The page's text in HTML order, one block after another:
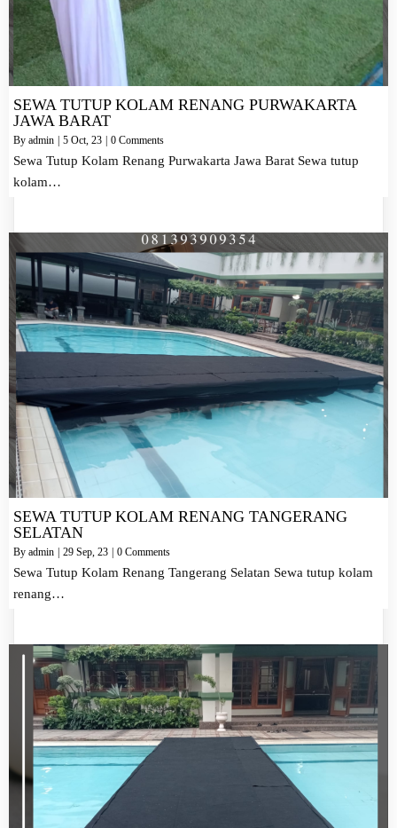
SEWA TUTUP KOLAM RENANG PURWAKARTA
JAWA BARAT
By admin | 5 Oct, 23 | 0 Comments
Sewa Tutup Kolam Renang Purwakarta Jawa Barat Sewa tutup
kolam…
SEWA TUTUP KOLAM RENANG TANGERANG
SELATAN
By admin 29 Sep, 23 0 Comments
Sewa Tutup Kolam Renang Tangerang Selatan Sewa tutup kolam
renang…